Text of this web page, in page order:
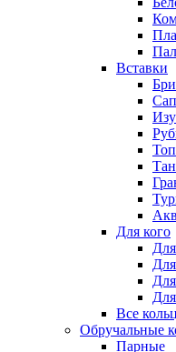
Вставки
Для кого
Все
Обручальные
Парные